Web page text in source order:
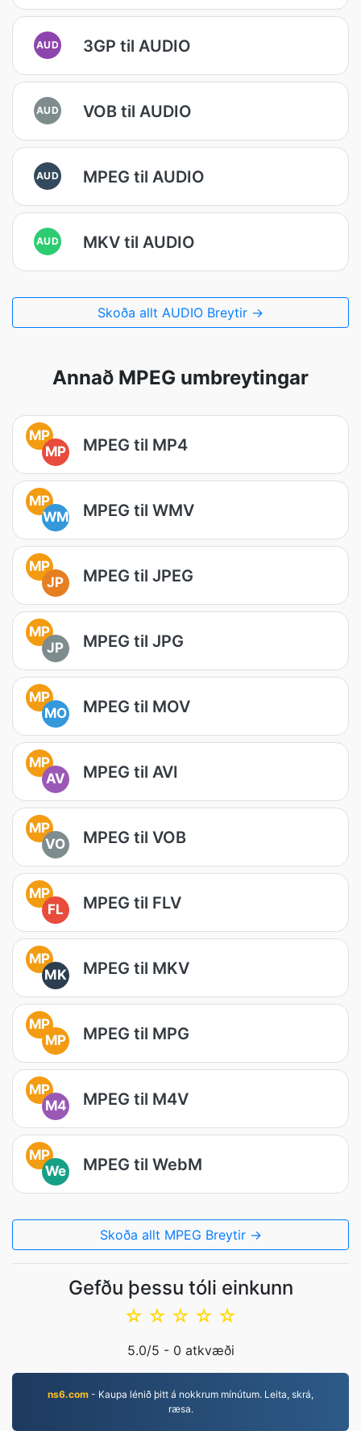
AUD 3GP til AUDIO
AUD VOB til AUDIO
AUD MPEG til AUDIO
AUD MKV til AUDIO
Skoða allt AUDIO Breytir →
Annað MPEG umbreytingar
MP
MP
MPEG til MP4
MP
WM
MPEG til WMV
MP
JP
MPEG til JPEG
MP
JP
MPEG til JPG
MP
MO
MPEG til MOV
MP
AV
MPEG til AVI
MP
VO
MPEG til VOB
MP
FL
MPEG til FLV
MP
MK
MPEG til MKV
MP
MP
MPEG til MPG
MP
M4
MPEG til M4V
MP
We
MPEG til WebM
Skoða allt MPEG Breytir →
Gefðu þessu tóli einkunn
☆
☆
☆
☆
☆
5.0/5 - 0 atkvæði
ns6.com - Kaupa lénið þitt á nokkrum mínútum. Leita, skrá,
ræsa.